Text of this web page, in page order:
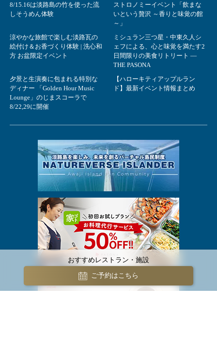
8/15.16は淡路島の竹を使った流
しそうめん体験
ストロノミーイベント「飲まな
いという贅沢 ～香りと味覚の館
～」
涼やかな旅館で楽しむ淡路瓦の
絵付け＆お香づくり体験 | 洗心和
方 お盆限定イベント
ミシュラン三つ星・中東久人シ
ェフによる、心と味覚を満たす2
日間限りの美食リトリート ―
THE PASONA
夕景と生演奏に包まれる特別な
ディナー 「Golden Hour Music
Lounge」のじまスコーラで
8/22,29に開催
【ハローキティアップルラン
ド】最新イベント情報まとめ
おすすめレストラン・施設
ご予約はこちら